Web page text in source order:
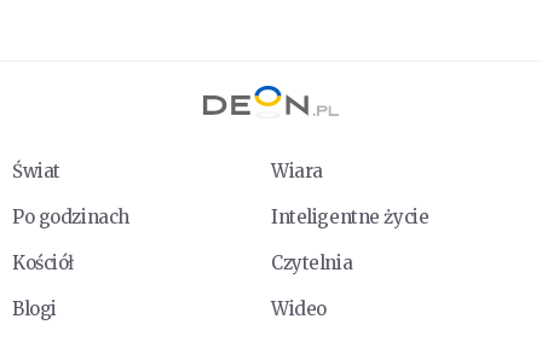
Świat
Wiara
Po godzinach
Inteligentne życie
Kościół
Czytelnia
Blogi
Wideo